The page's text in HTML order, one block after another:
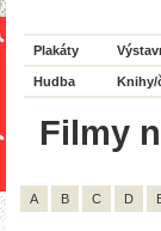
Plakáty
Hudba Knihy/
Filmy
A B C D